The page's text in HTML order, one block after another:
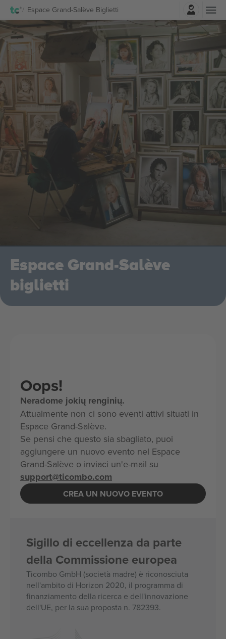
Espace Grand-Salève Biglietti
Espace Grand-Salève
biglietti
Oops!
Neradome jokių renginių.
Attualmente non ci sono eventi attivi situati in
Espace Grand-Salève.
Se pensi che questo sia sbagliato, puoi
aggiungere un nuovo evento nel Espace
Grand-Salève o inviaci un'e-mail su
support@ticombo.com
CREA UN NUOVO EVENTO
Sigillo di eccellenza da parte
della Commissione europea
Ticombo GmbH (società madre) è riconosciuta
nell'ambito di Horizon 2020, il programma di
finanziamento della ricerca e dell'innovazione
dell'UE, per la sua proposta n. 782393.